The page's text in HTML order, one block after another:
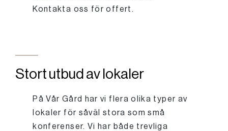
Kontakta oss för offert.
Stort utbud av lokaler
På Vår Gård har vi flera olika typer av
lokaler för såväl stora som små
konferenser. Vi har både trevliga